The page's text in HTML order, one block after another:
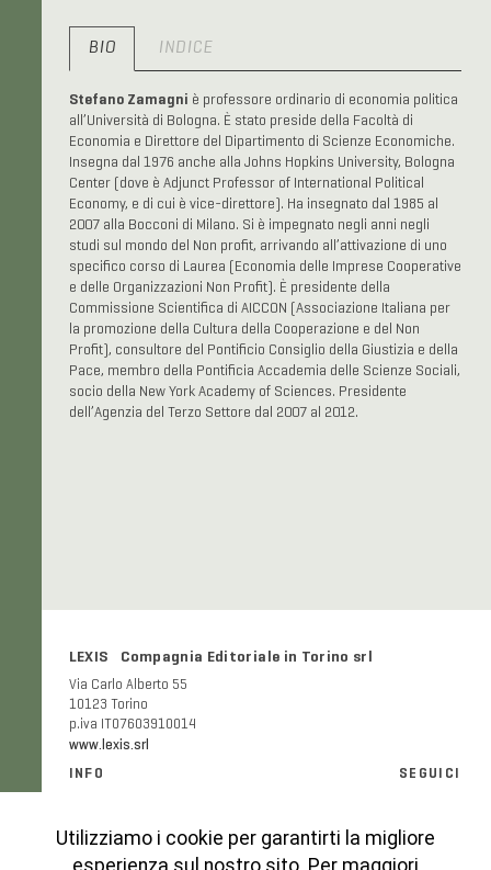
BIO INDICE
Stefano Zamagni è professore ordinario di economia politica
all’Università di Bologna. È stato preside della Facoltà di
Economia e Direttore del Dipartimento di Scienze Economiche.
Insegna dal 1976 anche alla Johns Hopkins University, Bologna
Center (dove è Adjunct Professor of International Political
Economy, e di cui è vice-direttore). Ha insegnato dal 1985 al
2007 alla Bocconi di Milano. Si è impegnato negli anni negli
studi sul mondo del Non profit, arrivando all’attivazione di uno
specifico corso di Laurea (Economia delle Imprese Cooperative
e delle Organizzazioni Non Profit). È presidente della
Commissione Scientifica di AICCON (Associazione Italiana per
la promozione della Cultura della Cooperazione e del Non
Profit), consultore del Pontificio Consiglio della Giustizia e della
Pace, membro della Pontificia Accademia delle Scienze Sociali,
socio della New York Academy of Sciences. Presidente
dell’Agenzia del Terzo Settore dal 2007 al 2012.
LEXIS Compagnia Editoriale in Torino srl
Via Carlo Alberto 55
10123 Torino
p.iva IT07603910014
www.lexis.srl
INFO
Modalità e costi di spedizione
Codice etico
SEGUICI
Instagram
Utilizziamo i cookie per garantirti la migliore
esperienza sul nostro sito. Per maggiori